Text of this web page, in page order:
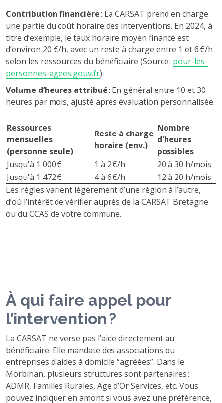
Contribution financière: La CARSAT prend en charge
une partie du coût horaire des interventions. En 2024, à
titre d’exemple, le taux horaire moyen financé est
d’environ 20 €/h, avec un reste à charge entre 1 et 6 €/h
selon les ressources du bénéficiaire (Source : pour-les-
personnes-agees.gouv.fr).
Volume d’heures attribué: En général entre 10 et 30
heures par mois, ajusté après évaluation personnalisée.
Ressources
mensuelles
(personne seule)
Reste à charge
horaire (env.)
Nombre
d'heures
possibles
Jusqu'à 1 000 €
1 à 2 €/h
20 à 30 h/mois
Jusqu'à 1 472 €
4 à 6 €/h
12 à 20 h/mois
Les règles varient légèrement d’une région à l’autre,
d’où l’intérêt de vérifier auprès de la CARSAT Bretagne
ou du CCAS de votre commune.
À qui faire appel pour
l’intervention ?
La CARSAT ne verse pas l’aide directement au
bénéficiaire. Elle mandate des associations ou
entreprises d’aides à domicile “agréées”. Dans le
Morbihan, plusieurs structures sont partenaires :
ADMR, Familles Rurales, Age d’Or Services, etc. Vous
pouvez indiquer en amont si vous avez une préférence,